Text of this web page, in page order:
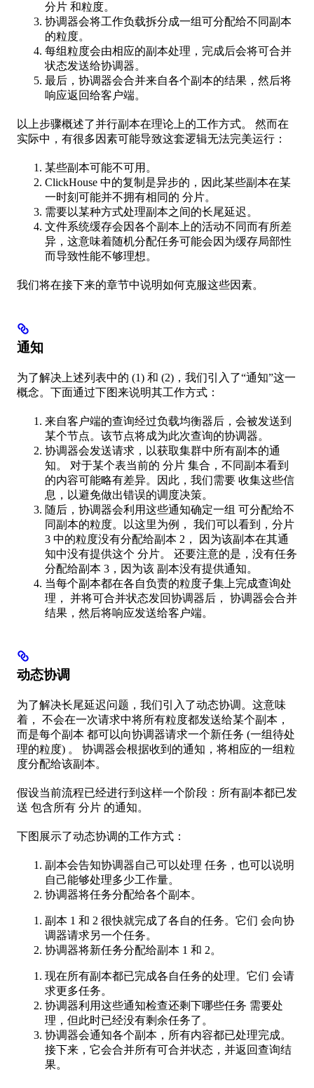
分片 和粒度。
协调器会将工作负载拆分成一组可分配给不同副本
的粒度。
每组粒度会由相应的副本处理，完成后会将可合并
状态发送给协调器。
最后，协调器会合并来自各个副本的结果，然后将
响应返回给客户端。
以上步骤概述了并行副本在理论上的工作方式。 然而在
实际中，有很多因素可能导致这套逻辑无法完美运行：
某些副本可能不可用。
ClickHouse 中的复制是异步的，因此某些副本在某
一时刻可能并不拥有相同的 分片。
需要以某种方式处理副本之间的长尾延迟。
文件系统缓存会因各个副本上的活动不同而有所差
异，这意味着随机分配任务可能会因为缓存局部性
而导致性能不够理想。
我们将在接下来的章节中说明如何克服这些因素。
通知
为了解决上述列表中的 (1) 和 (2)，我们引入了“通知”这一
概念。下面通过下图来说明其工作方式：
来自客户端的查询经过负载均衡器后，会被发送到
某个节点。该节点将成为此次查询的协调器。
协调器会发送请求，以获取集群中所有副本的通
知。 对于某个表当前的 分片 集合，不同副本看到
的内容可能略有差异。因此，我们需要 收集这些信
息，以避免做出错误的调度决策。
随后，协调器会利用这些通知确定一组 可分配给不
同副本的粒度。以这里为例， 我们可以看到，分片
3 中的粒度没有分配给副本 2， 因为该副本在其通
知中没有提供这个 分片。 还要注意的是，没有任务
分配给副本 3，因为该 副本没有提供通知。
当每个副本都在各自负责的粒度子集上完成查询处
理， 并将可合并状态发回协调器后， 协调器会合并
结果，然后将响应发送给客户端。
动态协调
为了解决长尾延迟问题，我们引入了动态协调。这意味
着， 不会在一次请求中将所有粒度都发送给某个副本，
而是每个副本 都可以向协调器请求一个新任务 (一组待处
理的粒度) 。 协调器会根据收到的通知，将相应的一组粒
度分配给该副本。
假设当前流程已经进行到这样一个阶段：所有副本都已发
送 包含所有 分片 的通知。
下图展示了动态协调的工作方式：
副本会告知协调器自己可以处理 任务，也可以说明
自己能够处理多少工作量。
协调器将任务分配给各个副本。
副本 1 和 2 很快就完成了各自的任务。它们 会向协
调器请求另一个任务。
协调器将新任务分配给副本 1 和 2。
现在所有副本都已完成各自任务的处理。它们 会请
求更多任务。
协调器利用这些通知检查还剩下哪些任务 需要处
理，但此时已经没有剩余任务了。
协调器会通知各个副本，所有内容都已处理完成。
接下来，它会合并所有可合并状态，并返回查询结
果。